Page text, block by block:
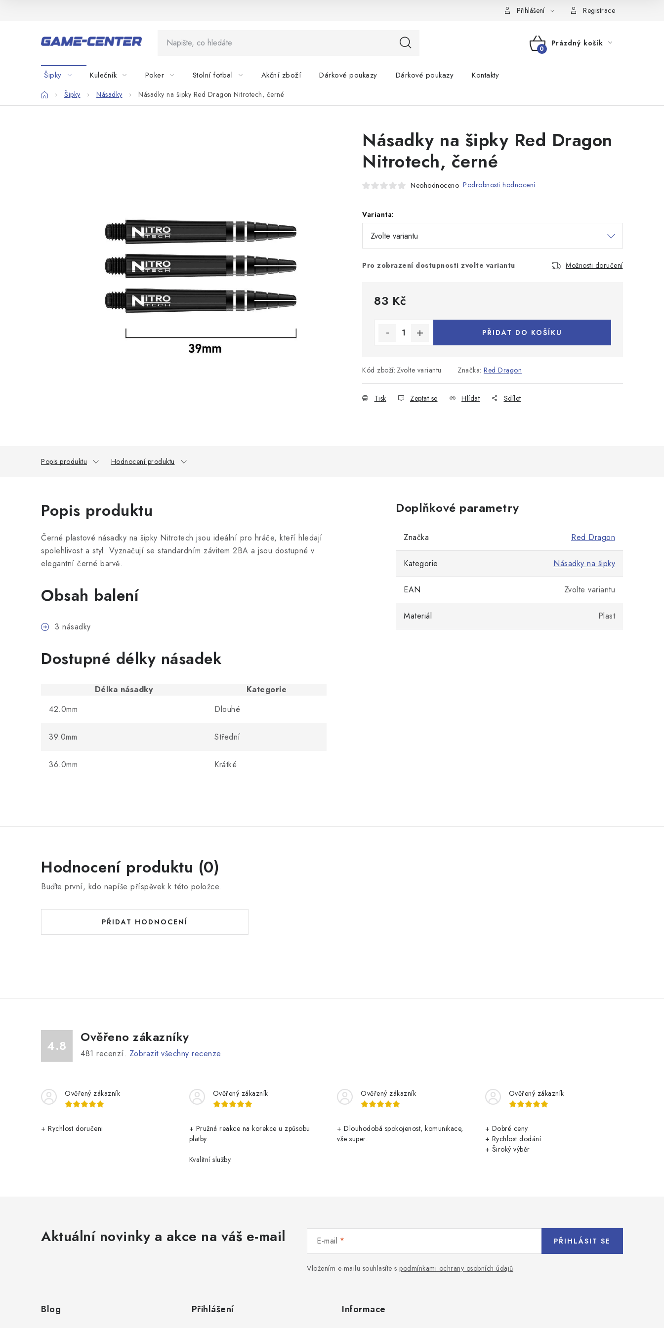
Přihlášení Registrace
NÁKUPNÍ
Prázdný košík
Šipky Kulečník Poker Stolní fotbal Akční zboží Dárkové poukazy Dárkové poukazy Kontakty
DomůŠipky Násadky Násadky na šipky Red Dragon Nitrotech, černé
Násadky na šipky Red Dragon
Nitrotech, černé
Neohodnoceno Podrobnosti hodnocení
Varianta:
Pro zobrazení dostupnosti zvolte variantu Možnosti doručení
83 Kč
PŘIDAT DO KOŠÍKU
Kód zboží: Zvolte variantu Značka: Red Dragon
Tisk Zeptat se Hlídat Sdílet
Popis produktu Hodnocení produktu
Popis produktu
Černé plastové násadky na šipky Nitrotech jsou ideální pro hráče, kteří hledají
spolehlivost a styl. Vyznačují se standardním závitem 2BA a jsou dostupné v
elegantní černé barvě.
Obsah balení
3 násadky
Dostupné délky násadek
Délka násadky
Kategorie
42.0mm
Dlouhé
39.0mm Střední
36.0mm Krátké
Doplňkové parametry
Značka Red Dragon
Kategorie Násadky na šipky
EAN Zvolte variantu
Materiál Plast
Hodnocení produktu (0)
Buďte první, kdo napíše příspěvek k této položce.
PŘIDAT HODNOCENÍ
4.8
Ověřeno zákazníky
481 recenzí. Zobrazit všechny recenze
Ověřený zákazník
+ Rychlost doručeni
Ověřený zákazník
+ Pružná reakce na korekce u způsobu
platby.
Kvalitní služby.
Ověřený zákazník
+ Dlouhodobá spokojenost, komunikace,
vše super..
Ověřený zákazník
+ Dobré ceny
+ Rychlost dodání
+ Široký výběr
Aktuální novinky a akce na váš e-mail E-mail
Vložením e-mailu souhlasíte s podmínkami ochrany osobních údajů
PŘIHLÁSIT SE
Blog Přihlášení Informace